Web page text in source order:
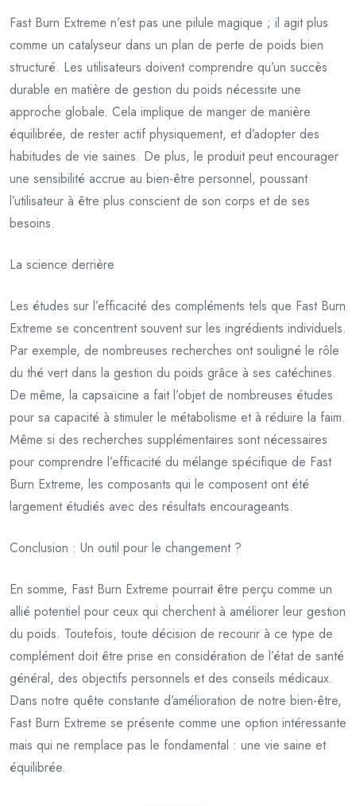
Fast Burn Extreme n’est pas une pilule magique ; il agit plus
comme un catalyseur dans un plan de perte de poids bien
structuré. Les utilisateurs doivent comprendre qu’un succès
durable en matière de gestion du poids nécessite une
approche globale. Cela implique de manger de manière
équilibrée, de rester actif physiquement, et d’adopter des
habitudes de vie saines. De plus, le produit peut encourager
une sensibilité accrue au bien-être personnel, poussant
l’utilisateur à être plus conscient de son corps et de ses
besoins.
La science derrière
Les études sur l’efficacité des compléments tels que Fast Burn
Extreme se concentrent souvent sur les ingrédients individuels.
Par exemple, de nombreuses recherches ont souligné le rôle
du thé vert dans la gestion du poids grâce à ses catéchines.
De même, la capsaïcine a fait l’objet de nombreuses études
pour sa capacité à stimuler le métabolisme et à réduire la faim.
Même si des recherches supplémentaires sont nécessaires
pour comprendre l’efficacité du mélange spécifique de Fast
Burn Extreme, les composants qui le composent ont été
largement étudiés avec des résultats encourageants.
Conclusion : Un outil pour le changement ?
En somme, Fast Burn Extreme pourrait être perçu comme un
allié potentiel pour ceux qui cherchent à améliorer leur gestion
du poids. Toutefois, toute décision de recourir à ce type de
complément doit être prise en considération de l’état de santé
général, des objectifs personnels et des conseils médicaux.
Dans notre quête constante d’amélioration de notre bien-être,
Fast Burn Extreme se présente comme une option intéressante
mais qui ne remplace pas le fondamental : une vie saine et
équilibrée.